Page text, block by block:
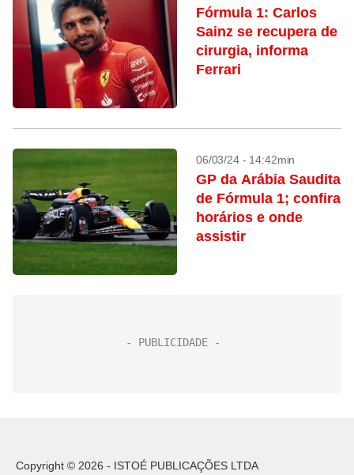
Fórmula 1: Carlos
Sainz se recupera de
cirurgia, informa
Ferrari
06/03/24 - 14:42min
GP da Arábia Saudita
de Fórmula 1; confira
horários e onde
assistir
Copyright © 2026 - ISTOÉ PUBLICAÇÕES LTDA